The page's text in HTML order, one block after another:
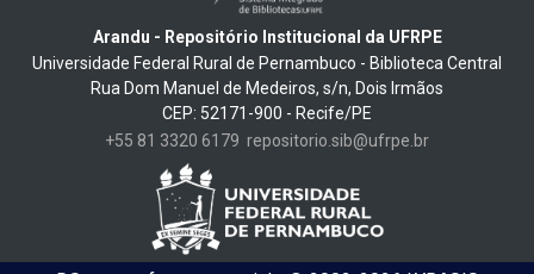
Arandu - Repositório Institucional da UFRPE
Universidade Federal Rural de Pernambuco - Biblioteca Central
Rua Dom Manuel de Medeiros, s/n, Dois Irmãos
CEP: 52171-900 - Recife/PE
+55 81 3320 6179 repositorio.sib@ufrpe.br